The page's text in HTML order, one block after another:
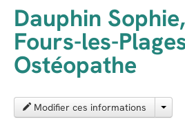
Inscrire son cabinet
Dauphin
Fours-les-
Ostéopathe
Modifier ces informations